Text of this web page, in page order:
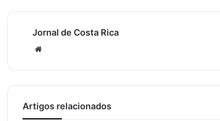
Jornal de Costa Rica
Artigos relacionados